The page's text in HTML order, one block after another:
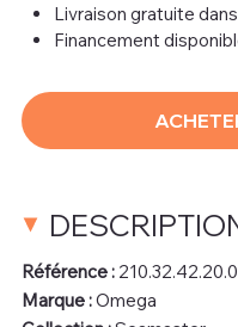
Livraison gratuite
Financement
Référence :
Marque :Omega